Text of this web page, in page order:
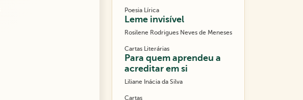
Poesia Lírica
Leme invisível
Rosilene Rodrigues Neves de Meneses
Cartas Literárias
Para quem aprendeu a
acreditar em si
Liliane Inácia da Silva
Cartas